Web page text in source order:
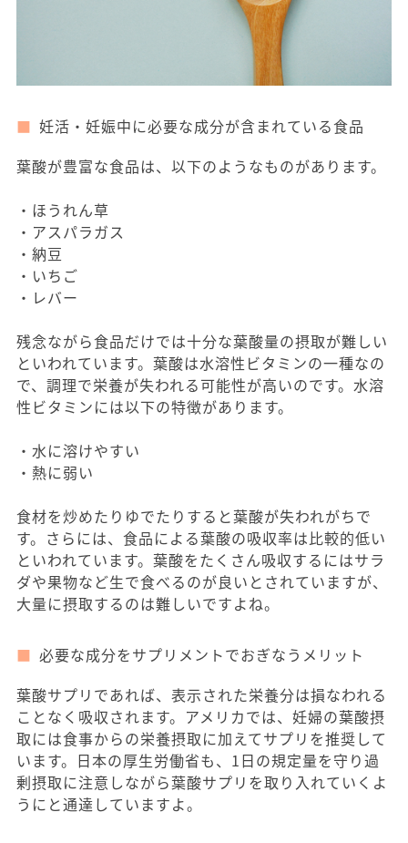
妊活・妊娠中に必要な成分が含まれている食品
葉酸が豊富な食品は、以下のようなものがあります。
・ほうれん草
・アスパラガス
・納豆
・いちご
・レバー
残念ながら食品だけでは十分な葉酸量の摂取が難しい
といわれています。葉酸は水溶性ビタミンの一種なの
で、調理で栄養が失われる可能性が高いのです。水溶
性ビタミンには以下の特徴があります。
・水に溶けやすい
・熱に弱い
食材を炒めたりゆでたりすると葉酸が失われがちで
す。さらには、食品による葉酸の吸収率は比較的低い
といわれています。葉酸をたくさん吸収するにはサラ
ダや果物など生で食べるのが良いとされていますが、
大量に摂取するのは難しいですよね。
必要な成分をサプリメントでおぎなうメリット
葉酸サプリであれば、表示された栄養分は損なわれる
ことなく吸収されます。アメリカでは、妊婦の葉酸摂
取には食事からの栄養摂取に加えてサプリを推奨して
います。日本の厚生労働省も、1日の規定量を守り過
剰摂取に注意しながら葉酸サプリを取り入れていくよ
うにと通達していますよ。